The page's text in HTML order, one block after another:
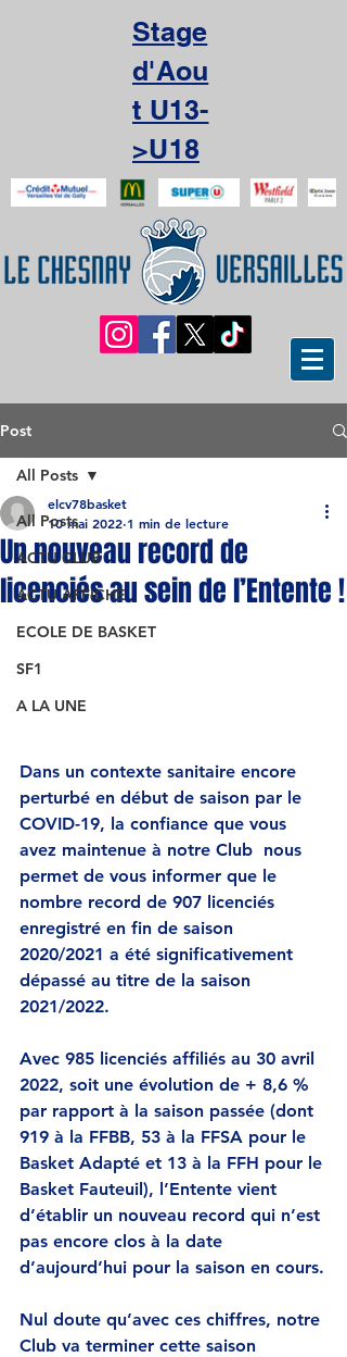
Stage
d'Aou
t U13-
>U18
Post
All Posts
ACTU CLUB
ACTU AFFICHE
ECOLE DE BASKET
SF1
A LA UNE
All Posts
Un nouveau record de
licenciés au sein de l’Entente !
elcv78basket
10 mai 2022 1 min de lecture
Dans un contexte sanitaire encore
perturbé en début de saison par le
COVID-19, la confiance que vous
avez maintenue à notre Club  nous
permet de vous informer que le
nombre record de 907 licenciés
enregistré en fin de saison
2020/2021 a été significativement
dépassé au titre de la saison
2021/2022.
Avec 985 licenciés affiliés au 30 avril
2022, soit une évolution de + 8,6 %
par rapport à la saison passée (dont
919 à la FFBB, 53 à la FFSA pour le
Basket Adapté et 13 à la FFH pour le
Basket Fauteuil), l’Entente vient
d’établir un nouveau record qui n’est
pas encore clos à la date
d’aujourd’hui pour la saison en cours.
Nul doute qu’avec ces chiffres, notre
Club va terminer cette saison